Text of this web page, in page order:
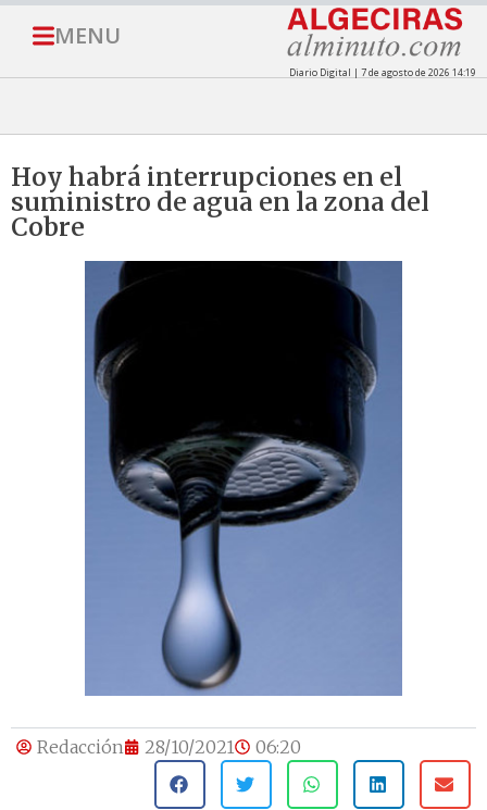
MENU
Diario Digital | 7 de agosto de 2026 14:19
Hoy habrá interrupciones en el
suministro de agua en la zona del
Cobre
Redacción 28/10/2021 06:20